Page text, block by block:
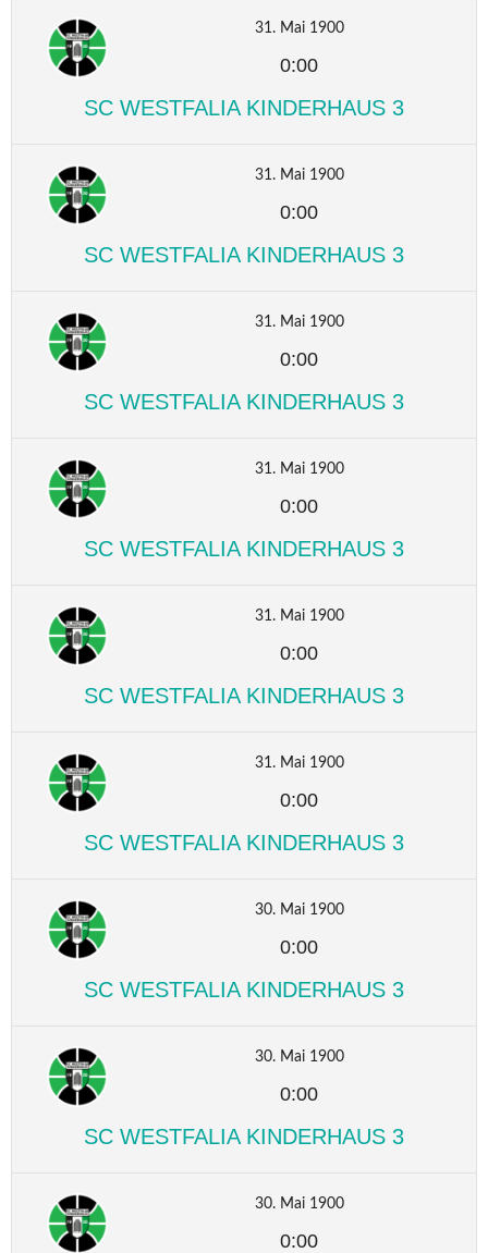
31. Mai 1900
0:00
SC WESTFALIA KINDERHAUS 3
31. Mai 1900
0:00
SC WESTFALIA KINDERHAUS 3
31. Mai 1900
0:00
SC WESTFALIA KINDERHAUS 3
31. Mai 1900
0:00
SC WESTFALIA KINDERHAUS 3
31. Mai 1900
0:00
SC WESTFALIA KINDERHAUS 3
31. Mai 1900
0:00
SC WESTFALIA KINDERHAUS 3
30. Mai 1900
0:00
SC WESTFALIA KINDERHAUS 3
30. Mai 1900
0:00
SC WESTFALIA KINDERHAUS 3
30. Mai 1900
0:00